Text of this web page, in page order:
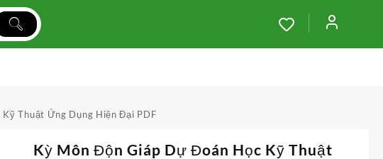
Thuật Ứng Dụng Hiện Đại PDF
Kỳ Môn Độn Giáp Dự Đoán Học Kỹ Thuật